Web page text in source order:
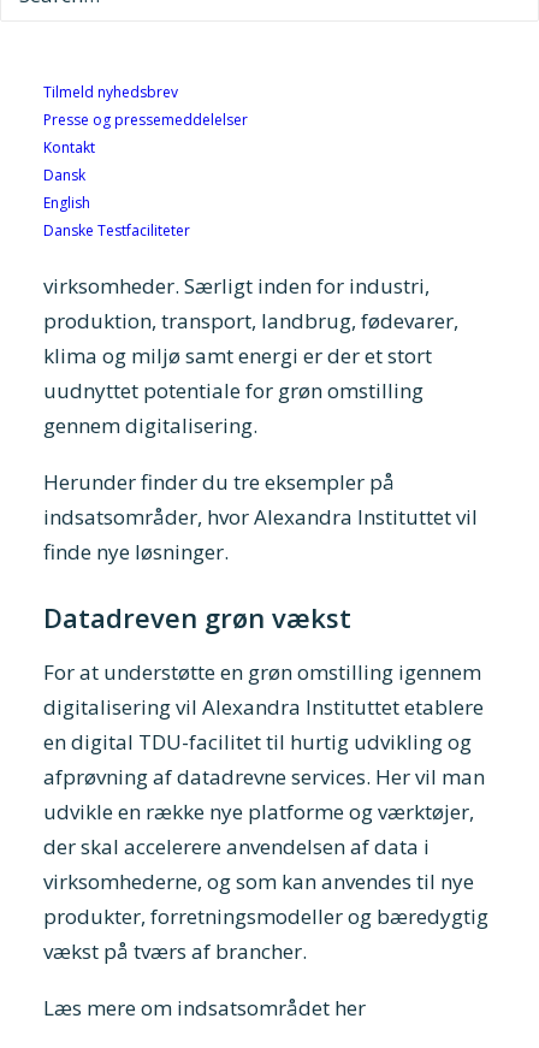
Tilmeld nyhedsbrev
Presse og pressemeddelelser
Kontakt
Dansk
English
Danske Testfaciliteter
indgået med de syv GTS-institutter.
I de nye aktiviteter har Alexandra Instituttet et
særligt fokus på den grønne omstilling. Det
skyldes, at der på dette område er store
virksomheder. Særligt inden for industri,
produktion, transport, landbrug, fødevarer,
klima og miljø samt energi er der et stort
uudnyttet potentiale for grøn omstilling
gennem digitalisering.
Herunder finder du tre eksempler på
indsatsområder, hvor Alexandra Instituttet vil
finde nye løsninger.
Datadreven grøn vækst
For at understøtte en grøn omstilling igennem
digitalisering vil Alexandra Instituttet etablere
en digital TDU-facilitet til hurtig udvikling og
afprøvning af datadrevne services. Her vil man
udvikle en række nye platforme og værktøjer,
der skal accelerere anvendelsen af data i
virksomhederne, og som kan anvendes til nye
produkter, forretningsmodeller og bæredygtig
vækst på tværs af brancher.
Læs mere om indsatsområdet her